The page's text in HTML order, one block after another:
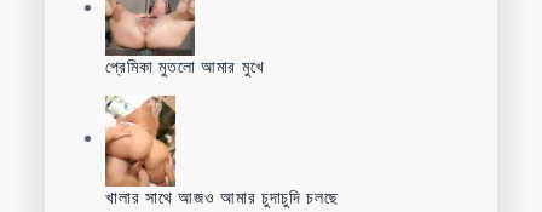
প্রেমিকা মুতলো আমার মুখে
খালার সাথে আজও আমার চুদাচুদি চলছে